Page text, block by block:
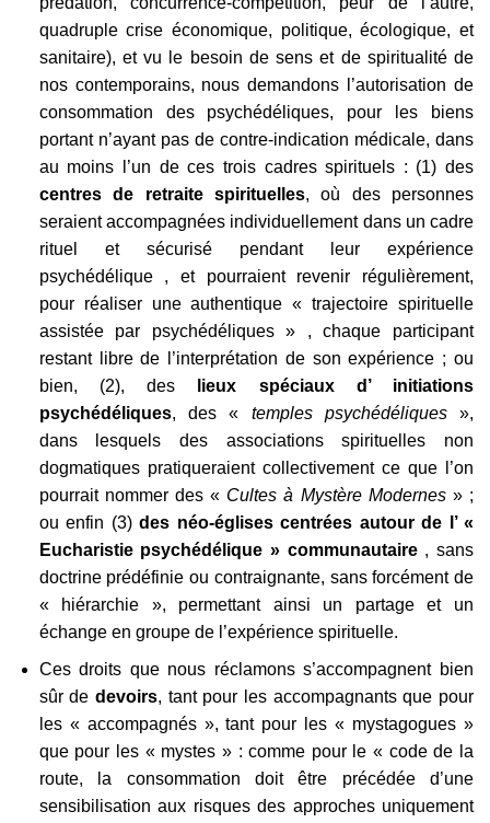
quadruple crise économique, politique, écologique, et
sanitaire), et vu le besoin de sens et de spiritualité de
nos contemporains, nous demandons l’autorisation de
consommation des psychédéliques, pour les biens
portant n’ayant pas de contre-indication médicale, dans
au moins l’un de ces trois cadres spirituels : (1) des
centres de retraite spirituelles, où des personnes
seraient accompagnées individuellement dans un cadre
rituel et sécurisé pendant leur expérience
psychédélique , et pourraient revenir régulièrement,
pour réaliser une authentique « trajectoire spirituelle
assistée par psychédéliques » , chaque participant
restant libre de l’interprétation de son expérience ; ou
bien, (2), des
lieux spéciaux d’ initiations
psychédéliques, des « temples psychédéliques»,
dans lesquels des associations spirituelles non
dogmatiques pratiqueraient collectivement ce que l’on
pourrait nommer des « Cultes à Mystère Modernes» ;
ou enfin (3)des néo-églises centrées autour de l’ «
Eucharistie psychédélique » communautaire, sans
doctrine prédéfinie ou contraignante, sans forcément de
« hiérarchie », permettant ainsi un partage et un
échange en groupe de l’expérience spirituelle.
Ces droits que nous réclamons s’accompagnent bien
sûr dedevoirs, tant pour les accompagnants que pour
les « accompagnés », tant pour les « mystagogues »
que pour les « mystes » : comme pour le « code de la
route, la consommation doit être précédée d’une
sensibilisation aux risques des approches uniquement